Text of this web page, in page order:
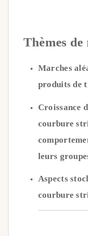
Thèmes de
Marches
produits de
Croissance
courbure
leurs
Aspects
courbure